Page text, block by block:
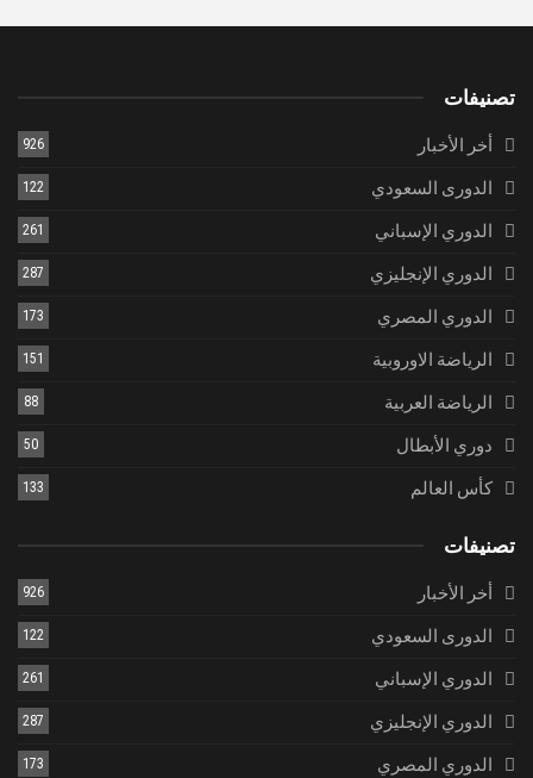
تصنيفات
أخر الأخبار 926
الدورى السعودي 122
الدوري الإسباني 261
الدوري الإنجليزي 287
الدوري المصري 173
الرياضة الاوروبية 151
الرياضة العربية 88
دوري الأبطال 50
كأس العالم 133
تصنيفات
أخر الأخبار 926
الدورى السعودي 122
الدوري الإسباني 261
الدوري الإنجليزي 287
الدوري المصري 173